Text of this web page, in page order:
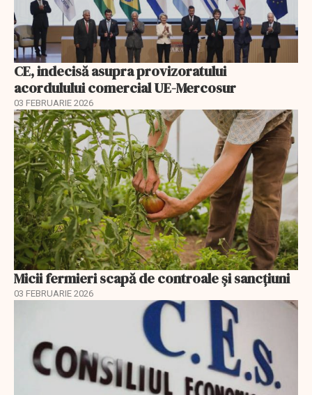
CE, indecisă asupra provizoratului
acordulului comercial UE-Mercosur
03 FEBRUARIE 2026
Micii fermieri scapă de controale și sancțiuni
03 FEBRUARIE 2026